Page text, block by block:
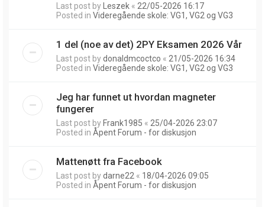
Last post by Leszek « 22/05-2026 16:17
Posted in Videregående skole: VG1, VG2 og VG3
1 del (noe av det) 2PY Eksamen 2026 Vår
Last post bydonaldmcoctco « 21/05-2026 16:34
Posted in Videregående skole: VG1, VG2 og VG3
Jeg har funnet ut hvordan magneter
fungerer
Last post by Frank1985 « 25/04-2026 23:07
Posted in Åpent Forum - for diskusjon
Mattenøtt fra Facebook
Last post bydarne22 « 18/04-2026 09:05
Posted in Åpent Forum - for diskusjon